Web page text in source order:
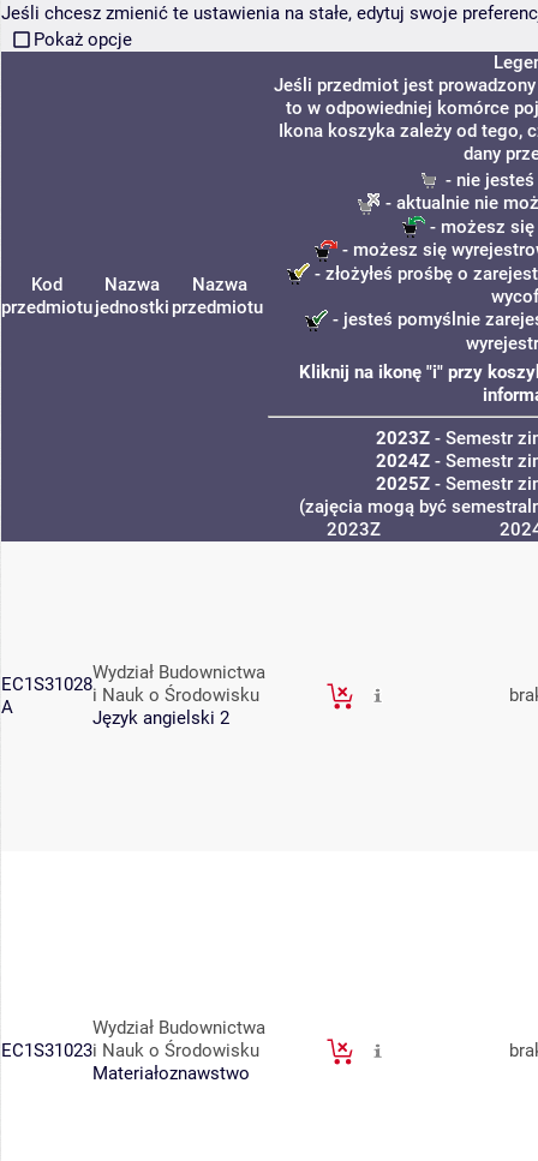
Jeśli chcesz zmienić te ustawienia na stałe, edytuj swoje
Pokaż opcje
Kod
przedmiotu
Nazwa
jednostki
Nazwa
przedmiotu
Jeśli przedmiot jest
to w odpowiedniej komórce
Ikona koszyka zależy od tego,
dany
- nie
- aktualnie nie
- możesz się
- możesz się
- złożyłeś prośbę o
- jesteś pomyślnie
Kliknij na ikonę "i" przy
2023Z - Semestr
2024Z - Semestr
2025Z - Semestr
(zajęcia mogą być
2023Z
EC1S31028
A
Wydział Budownictwa
i Nauk o Środowisku
Język angielski 2
EC1S31023
Wydział Budownictwa
i Nauk o Środowisku
Materiałoznawstwo